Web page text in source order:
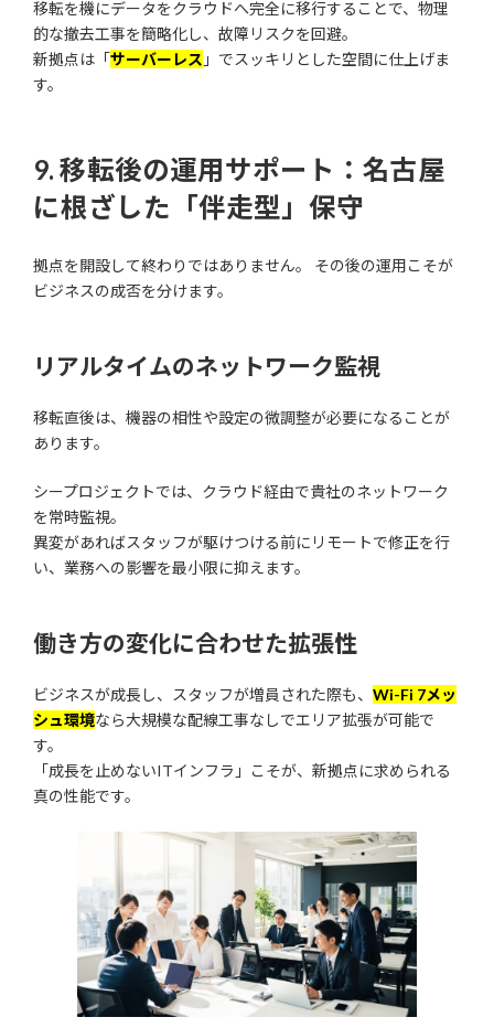
移転を機にデータをクラウドへ完全に移行することで、物理
的な撤去工事を簡略化し、故障リスクを回避。
新拠点は「サーバーレス 」でスッキリとした空間に仕上げま
す。
9. 移転後の運用サポート：名古屋
に根ざした「伴走型」保守
拠点を開設して終わりではありません。 その後の運用こそが
ビジネスの成否を分けます。
リアルタイムのネットワーク監視
移転直後は、機器の相性や設定の微調整が必要になることが
あります。
シープロジェクトでは、クラウド経由で貴社のネットワーク
を常時監視。
異変があればスタッフが駆けつける前にリモートで修正を行
い、業務への影響を最小限に抑えます。
働き方の変化に合わせた拡張性
ビジネスが成長し、スタッフが増員された際も、 Wi-Fi 7メッ
シュ環境なら大規模な配線工事なしでエリア拡張が可能で
す。
「成長を止めないITインフラ」こそが、新拠点に求められる
真の性能です。